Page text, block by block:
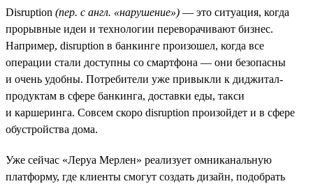
Disruption (пер. с англ. «нарушение») — это ситуация, когда
прорывные идеи и технологии переворачивают бизнес.
Например, disruption в банкинге произошел, когда все
операции стали доступны со смартфона — они безопасны
и очень удобны. Потребители уже привыкли к диджитал-
продуктам в сфере банкинга, доставки еды, такси
и каршеринга. Совсем скоро disruption произойдет и в сфере
обустройства дома.
Уже сейчас «Леруа Мерлен» реализует омниканальную
платформу, где клиенты смогут создать дизайн, подобрать